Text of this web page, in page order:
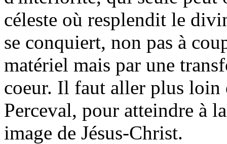
céleste où resplendit le
se conquiert, non pas à
matériel mais par une
coeur. Il faut aller plus
Perceval, pour atteindre à
image de Jésus-Christ.